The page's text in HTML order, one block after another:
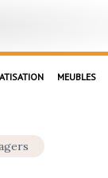
MEUBLES